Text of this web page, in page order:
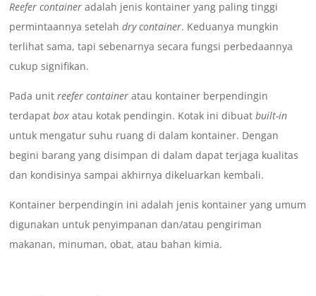
Reefer container adalah jenis kontainer yang paling tinggi
permintaannya setelahdry container. Keduanya mungkin
terlihat sama, tapi sebenarnya secara fungsi perbedaannya
cukup signifikan.
Pada unitreefer container atau kontainer berpendingin
terdapatbox atau kotak pendingin. Kotak ini dibuatbuilt-in
untuk mengatur suhu ruang di dalam kontainer. Dengan
begini barang yang disimpan di dalam dapat terjaga kualitas
dan kondisinya sampai akhirnya dikeluarkan kembali.
Kontainer berpendingin ini adalah jenis kontainer yang umum
digunakan untuk penyimpanan dan/atau pengiriman
makanan, minuman, obat, atau bahan kimia.